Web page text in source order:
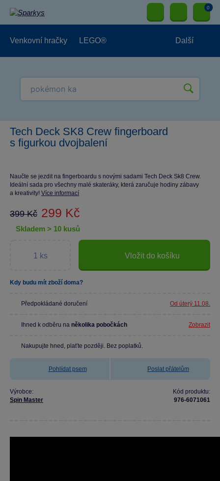
0
Venkovní hračky LEGO® Další
Tech Deck SK8 Crew fingerboard
s figurkou dvojbalení
Naučte se jezdit na fingerboardu s novými sadami Tech Deck Sk8 Crew.
Ideální sada pro všechny malé skateráky, která zaručuje hodiny zábavy
a kreativity! Více informací
399 Kč 299 Kč
skladem > 10 kusů
Vložit do košíku
Kdy budu mít zboží doma?
Předpokládané doručení Od úterý 11.08.
Ihned k odběru na několika pobočkách Zobrazit
Nakupujte hned, plaťte později. Bez poplatků.
Pohlídat psem Poslat přátelům
Výrobce:
Spin Master
Kód produktu:
976-6071061